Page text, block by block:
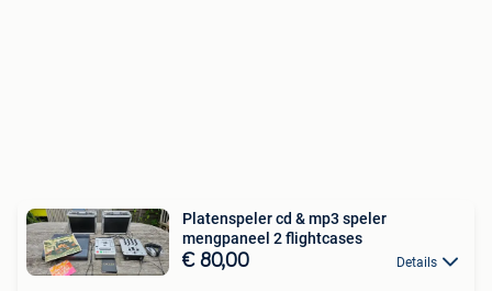
Platenspeler cd & mp3 speler
mengpaneel 2 flightcases
€ 80,00 Details